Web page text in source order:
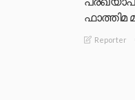
ഫാത്തിമ
Reporter